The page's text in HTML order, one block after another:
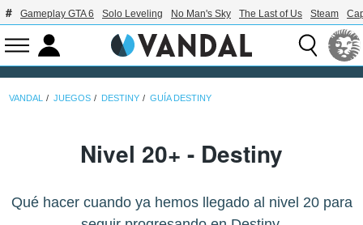
Gameplay GTA 6 Solo Leveling No Man's Sky The Last of Us Steam
VANDAL JUEGOS DESTINY GUÍA DESTINY
Nivel 20+ - Destiny
Qué hacer cuando ya hemos llegado al nivel 20 para